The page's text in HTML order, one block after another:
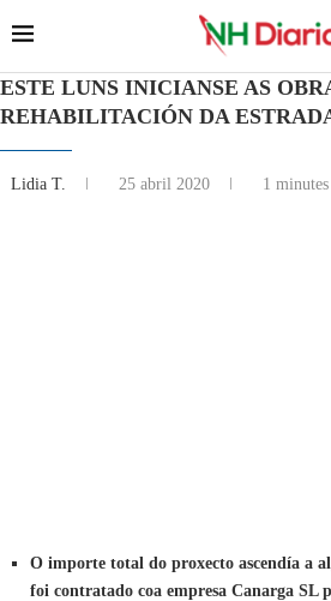
ESTE LUNS INICIANSE AS
REHABILITACIÓN DA
Lidia T. 25 abril 2020 1
O importe total do proxecto ascendía a
foi contratado coa empresa Canarga SL